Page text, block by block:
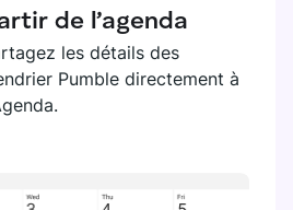
de l’agenda
les détails des
Pumble directement à